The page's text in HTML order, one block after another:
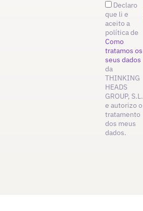
Declaro
que li e
aceito a
política de
Como
tratamos os
seus dados
da
THINKING
HEADS
GROUP, S.L.
e autorizo o
tratamento
dos meus
dados.